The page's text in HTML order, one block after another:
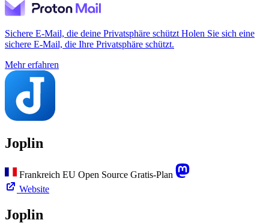
Sichere E-Mail, die deine Privatsphäre schützt Holen Sie sich eine
sichere E-Mail, die Ihre Privatsphäre schützt.
Mehr erfahren
Joplin
Frankreich EU Open Source Gratis-Plan
Website
Joplin